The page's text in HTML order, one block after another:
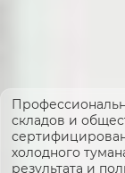
складов и
холодного
результата и